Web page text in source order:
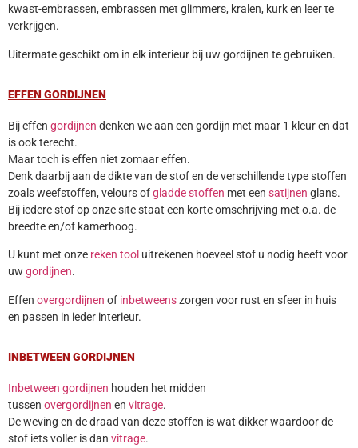
kwast-embrassen, embrassen met glimmers, kralen, kurk en leer te
verkrijgen.
Uitermate geschikt om in elk interieur bij uw gordijnen te gebruiken.
EFFEN GORDIJNEN
Bij effen gordijnen denken we aan een gordijn met maar 1 kleur en dat
is ook terecht.
Maar toch is effen niet zomaar effen.
Denk daarbij aan de dikte van de stof en de verschillende type stoffen
zoals weefstoffen, velours ofgladde stoffen met een satijnen glans.
Bij iedere stof op onze site staat een korte omschrijving met o.a. de
breedte en/of kamerhoog.
U kunt met onze reken tool uitrekenen hoeveel stof u nodig heeft voor
uw gordijnen.
Effen overgordijnen of inbetweenszorgen voor rust en sfeer in huis
en passen in ieder interieur.
INBETWEEN GORDIJNEN
Inbetween gordijnen houden het midden
tussen overgordijnen en vitrage.
De weving en de draad van deze stoffen is wat dikker waardoor de
stof iets voller is dan vitrage.